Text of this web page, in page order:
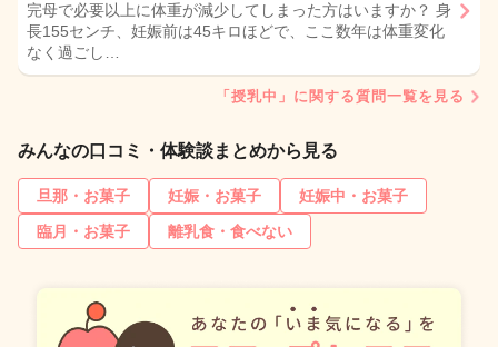
完母で必要以上に体重が減少してしまった方はいますか？ 身
長155センチ、妊娠前は45キロほどで、ここ数年は体重変化
なく過ごし…
「授乳中」に関する質問一覧を見る
みんなの口コミ・体験談まとめから見る
旦那・お菓子 妊娠・お菓子
妊娠中・お菓子
臨月・お菓子
離乳食・食べない